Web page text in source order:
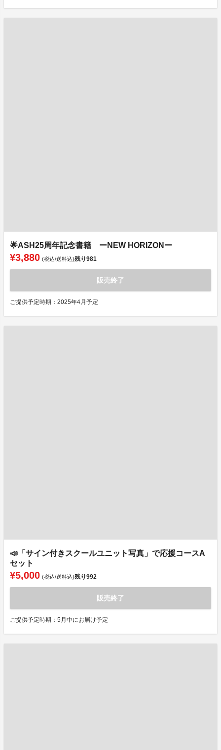
🌟ASH25周年記念書籍 ーNEW HORIZONー
¥3,880 (税込/送料込)残り981
販売終了
ご提供予定時期：2025年4月予定
📣「サイン付きスクールユニット写真」で応援コースA
セット
¥5,000 (税込/送料込)残り992
販売終了
ご提供予定時期：5月中にお届け予定